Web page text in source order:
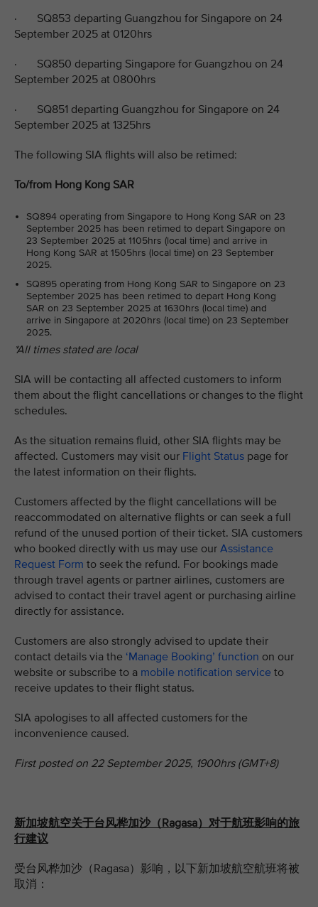
· SQ853 departing Guangzhou for Singapore on 24
September 2025 at 0120hrs
· SQ850 departing Singapore for Guangzhou on 24
September 2025 at 0800hrs
· SQ851 departing Guangzhou for Singapore on 24
September 2025 at 1325hrs
The following SIA flights will also be retimed:
To/from Hong Kong SAR
SQ894 operating from Singapore to Hong Kong SAR on 23
September 2025 has been retimed to depart Singapore on
23 September 2025 at 1105hrs (local time) and arrive in
Hong Kong SAR at 1505hrs (local time) on 23 September
2025.
SQ895 operating from Hong Kong SAR to Singapore on 23
September 2025 has been retimed to depart Hong Kong
SAR on 23 September 2025 at 1630hrs (local time) and
arrive in Singapore at 2020hrs (local time) on 23 September
2025.
*All times stated are local
SIA will be contacting all affected customers to inform
them about the flight cancellations or changes to the flight
schedules.
As the situation remains fluid, other SIA flights may be
affected. Customers may visit our Flight Status page for
the latest information on their flights.
Customers affected by the flight cancellations will be
reaccommodated on alternative flights or can seek a full
refund of the unused portion of their ticket. SIA customers
who booked directly with us may use our Assistance
Request Form to seek the refund. For bookings made
through travel agents or partner airlines, customers are
advised to contact their travel agent or purchasing airline
directly for assistance.
Customers are also strongly advised to update their
contact details via the ‘Manage Booking’ function on our
website or subscribe to a mobile notification service to
receive updates to their flight status.
SIA apologises to all affected customers for the
inconvenience caused.
First posted on 22 September 2025, 1900hrs (GMT+8)
新加坡航空关于台风桦加沙（Ragasa）对于航班影响的旅
行建议
受台风桦加沙 （Ragasa）影响，以下新加坡航空航班将被
取消：